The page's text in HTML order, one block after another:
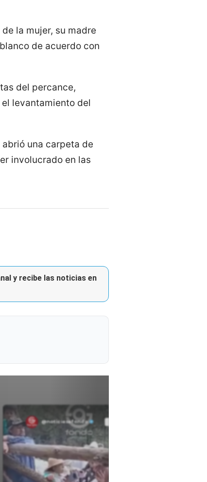
la mujer, su madre
de acuerdo con
del percance,
levantamiento del
una carpeta de
involucrado en las
y recibe las noticias en
@noticiasafondo